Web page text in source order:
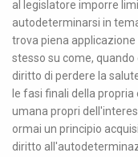
al legislatore imporre
autodeterminarsi in
trova piena
stesso su come, quando
diritto di perdere la
le fasi finali della
umana propri
ormai un principio
diritto